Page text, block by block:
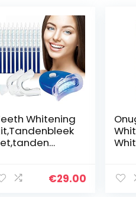
Whitening
€29.00